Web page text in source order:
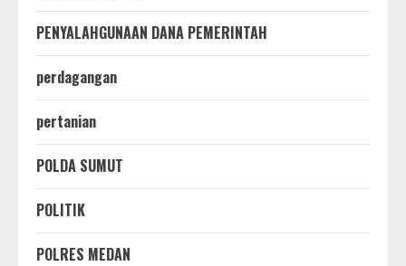
PENYALAHGUNAAN DANA PEMERINTAH
perdagangan
pertanian
POLDA SUMUT
POLITIK
POLRES MEDAN